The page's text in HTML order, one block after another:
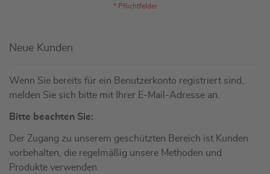
Neue Kunden
Wenn Sie bereits für ein Benutzerkonto registriert sind,
melden Sie sich bitte mit Ihrer E-Mail-Adresse an.
Bitte beachten Sie:
Der Zugang zu unserem geschützten Bereich ist Kunden
vorbehalten, die regelmäßig unsere Methoden und
Produkte verwenden.